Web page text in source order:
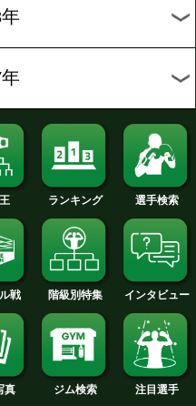
2015年
2014年
2013年
2012年